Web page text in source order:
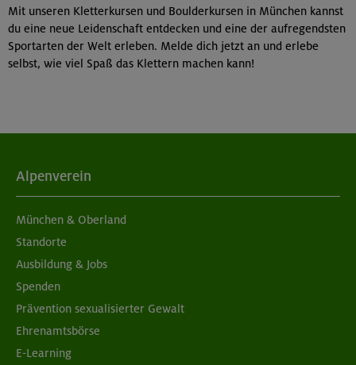
Mit unseren Kletterkursen und Boulderkursen in München kannst
du eine neue Leidenschaft entdecken und eine der aufregendsten
Sportarten der Welt erleben. Melde dich jetzt an und erlebe
selbst, wie viel Spaß das Klettern machen kann!
Alpenverein
München & Oberland
Standorte
Ausbildung & Jobs
Spenden
Prävention sexualisierter Gewalt
Ehrenamtsbörse
E-Learning